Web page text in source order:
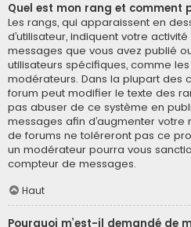
Quel est mon rang et comment
Les rangs, qui apparaissent en
d’utilisateur, indiquent votre
messages que vous avez publié
utilisateurs spécifiques, comme
modérateurs. Dans la plupart des
forum peut modifier le texte des
pas abuser de ce système en
messages afin d’augmenter votre
de forums ne toléreront pas ce
un modérateur pourra vous
compteur de messages.
Haut
Pourquoi m’est-il demandé de